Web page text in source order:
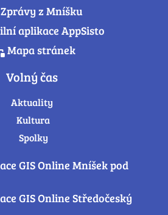
Zprávy z Mníšku
aplikace AppSisto
Mapa stránek
Volný čas
Aktuality
Kultura
Spolky
GIS Online Mníšek pod
GIS Online Středočeský